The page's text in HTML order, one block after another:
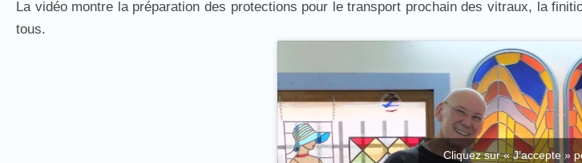
La vidéo montre la préparation des protections pour le transport prochain des vitraux, la
tous.
Cliquez sur « J’accepte »